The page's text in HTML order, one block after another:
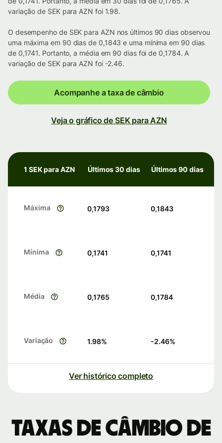
variação de SEK para AZN foi 1.98.
O desempenho de SEK para AZN nos últimos 90 dias observou
uma máxima em 90 dias de 0,1843 e uma mínima em 90 dias
de 0,1741. Portanto, a média em 90 dias foi de 0,1784. A
variação de SEK para AZN foi -2.46.
Acompanhe a taxa de câmbio
Veja o gráfico de SEK para AZN
1 SEK para AZN Últimos 30 dias Últimos 90 dias
Máxima 0,1793 0,1843
Mínima 0,1741 0,1741
Média 0,1765 0,1784
Variação 1.98% -2.46%
Ver histórico completo
Taxas de câmbio de